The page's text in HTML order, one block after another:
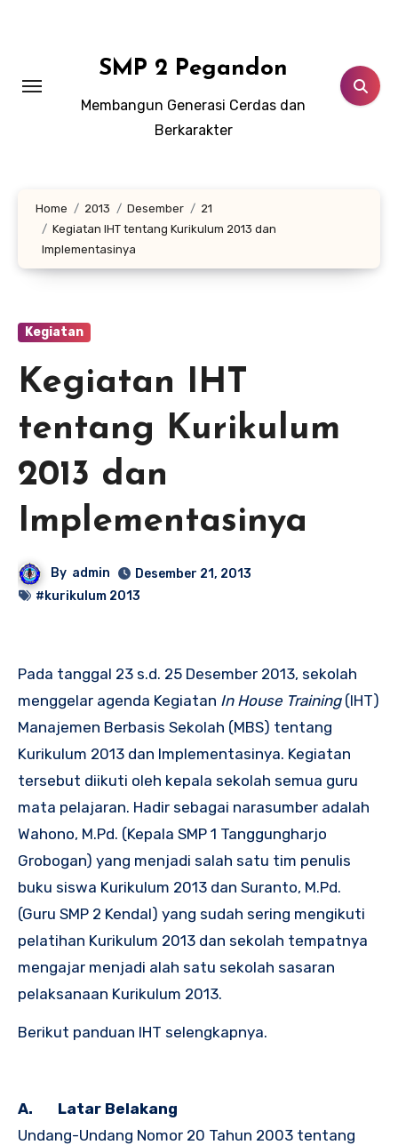
SMP 2 Pegandon
Membangun Generasi Cerdas dan
Berkarakter
Home 2013 Desember
21
Kegiatan IHT tentang Kurikulum 2013 dan
Implementasinya
Kegiatan
Kegiatan IHT
tentang Kurikulum
2013 dan
Implementasinya
By admin
Desember 21, 2013
#kurikulum 2013
Pada tanggal 23 s.d. 25 Desember 2013, sekolah
menggelar agenda Kegiatan In House Training (IHT)
Manajemen Berbasis Sekolah (MBS) tentang
Kurikulum 2013 dan Implementasinya. Kegiatan
tersebut diikuti oleh kepala sekolah semua guru
mata pelajaran. Hadir sebagai narasumber adalah
Wahono, M.Pd. (Kepala SMP 1 Tanggungharjo
Grobogan) yang menjadi salah satu tim penulis
buku siswa Kurikulum 2013 dan Suranto, M.Pd.
(Guru SMP 2 Kendal) yang sudah sering mengikuti
pelatihan Kurikulum 2013 dan sekolah tempatnya
mengajar menjadi alah satu sekolah sasaran
pelaksanaan Kurikulum 2013.
Berikut panduan IHT selengkapnya.
A. Latar Belakang
Undang-Undang Nomor 20 Tahun 2003 tentang